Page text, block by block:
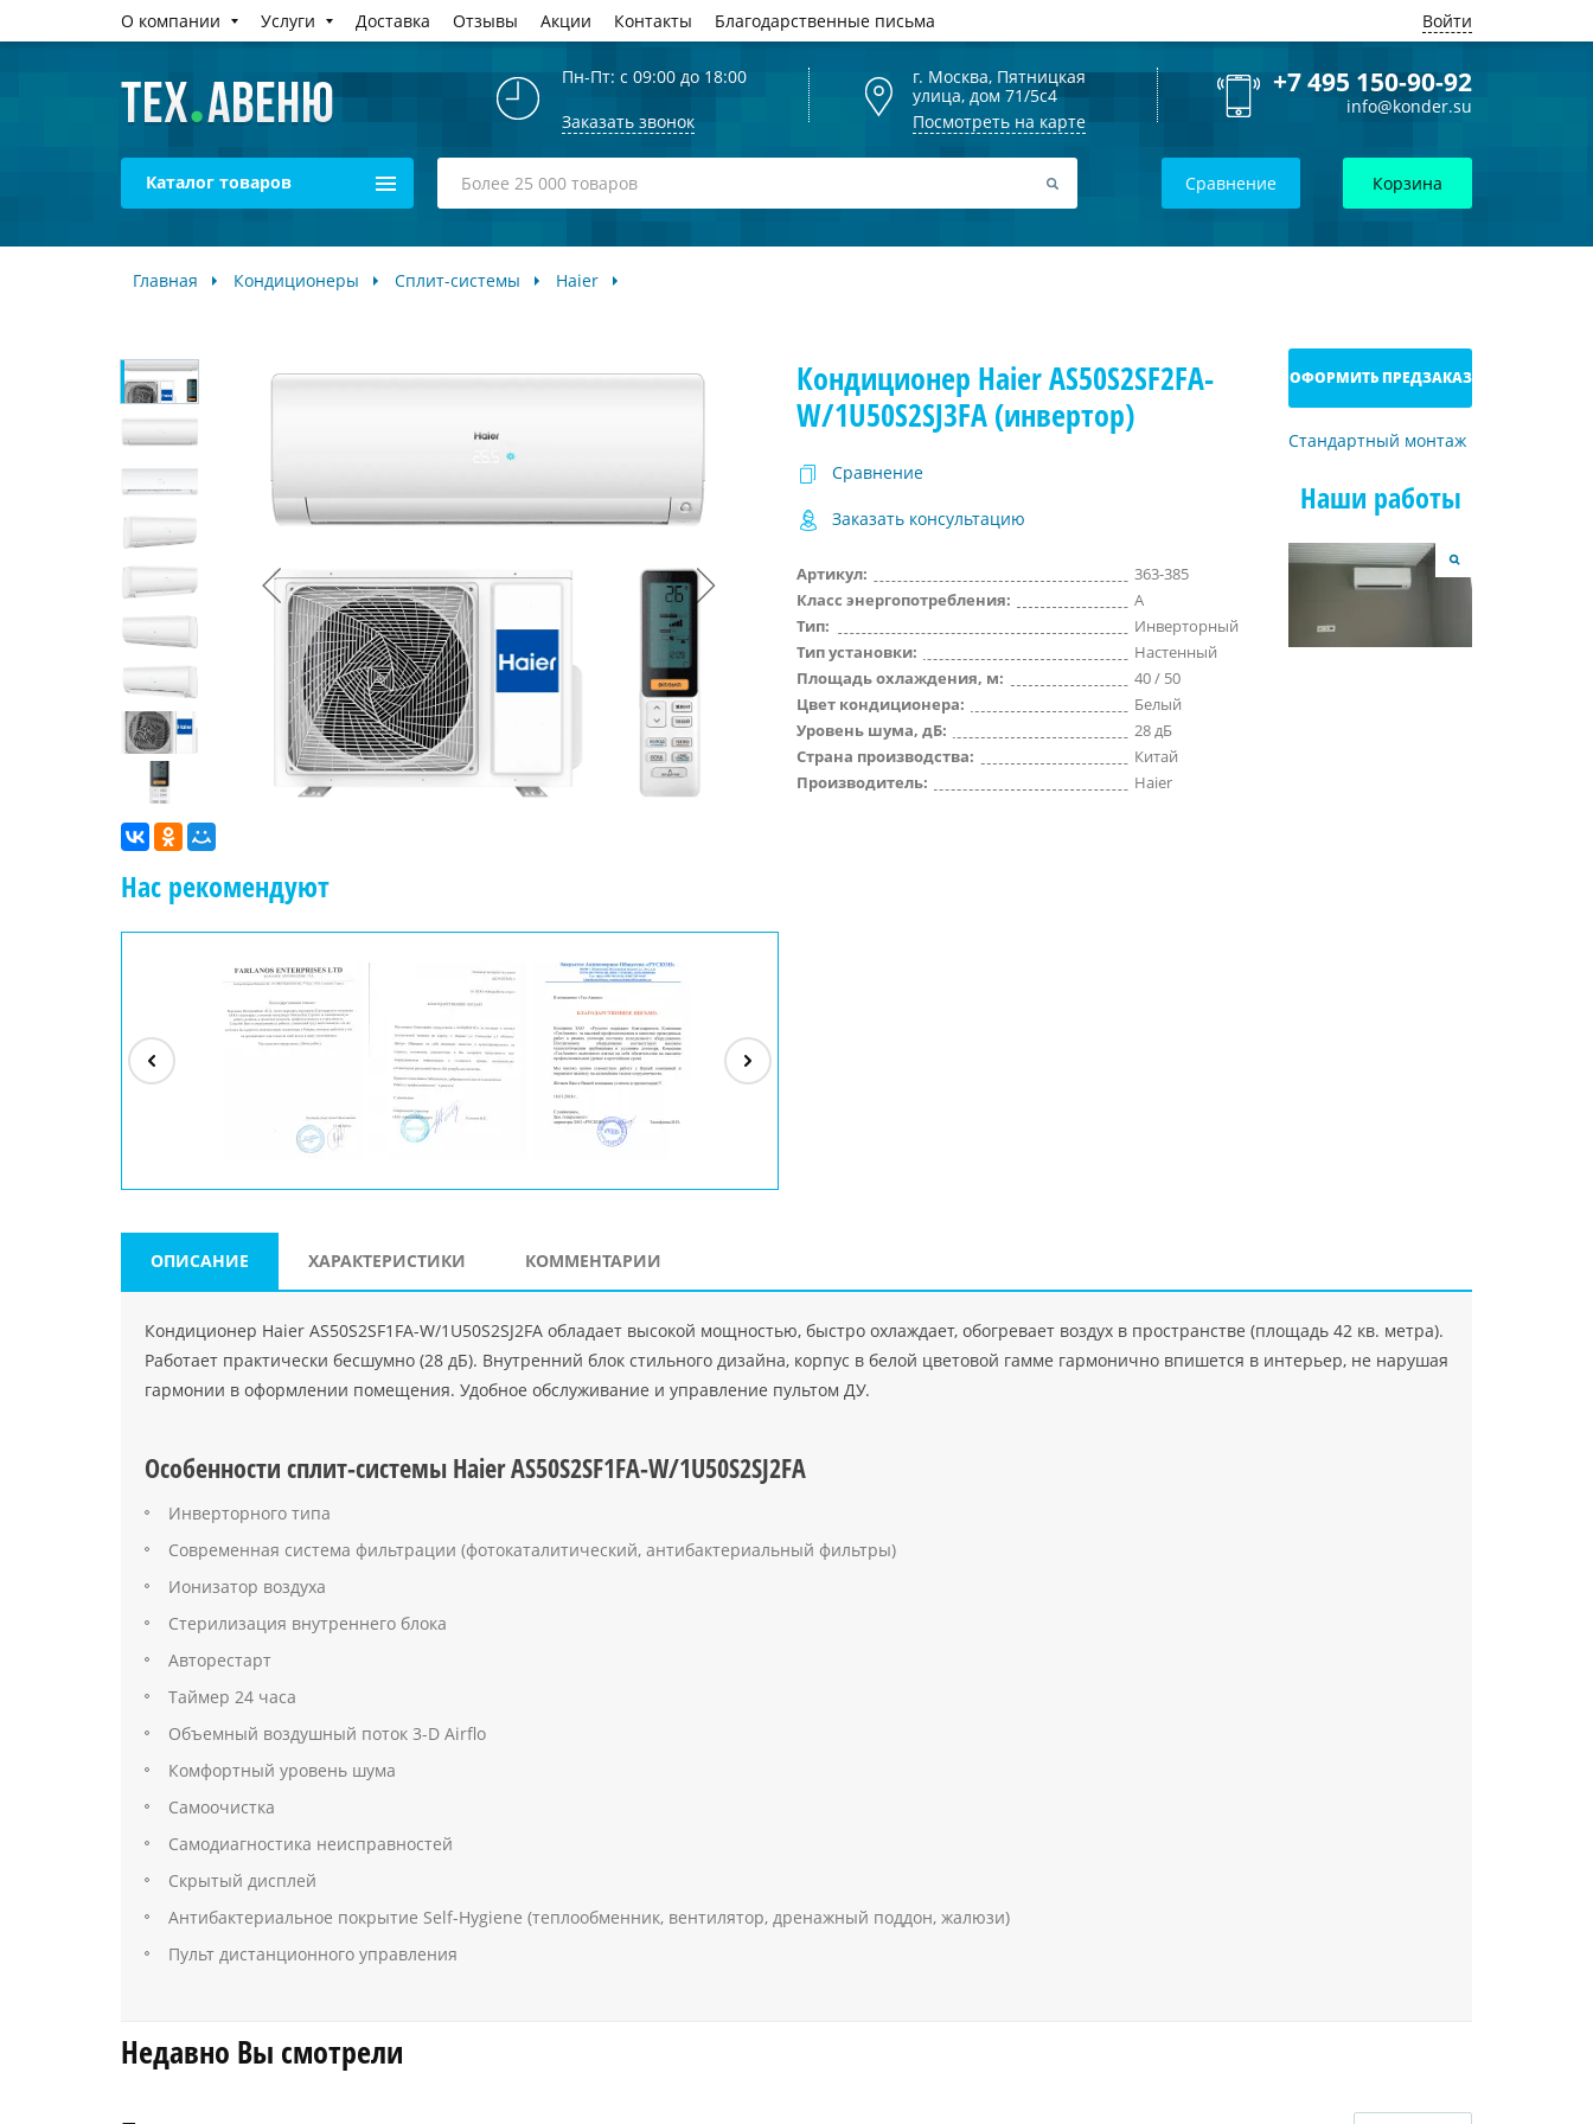
О компании Услуги Доставка Отзывы Акции Контакты Благодарственные письма Войти
Пн-Пт: с 09:00 до 18:00
Заказать звонок
г. Москва, Пятницкая
улица, дом 71/5с4
Посмотреть на карте
+7 495 150-90-92
info@konder.su
Каталог товаров Сравнение Корзина
Главная Кондиционеры Сплит-системы Haier
Нас рекомендуют
">
Код PHP ">
"МидасМеталлАрт" PHP ">
Код PHP ">
Кондиционер Haier AS50S2SF2FA-
W/1U50S2SJ3FA (инвертор)
Сравнение
Заказать консультацию
Артикул:
363-385
Класс энергопотребления:
A
Тип:
Инверторный
Тип установки:
Настенный
Площадь охлаждения, м:
40 / 50
Цвет кондиционера:
Белый
Уровень шума, дБ:
28 дБ
Страна производства:
Китай
Производитель:
Haier
ОФОРМИТЬ ПРЕДЗАКАЗ
Стандартный монтаж
Наши работы
ОПИСАНИЕ ХАРАКТЕРИСТИКИ КОММЕНТАРИИ
Кондиционер Haier AS50S2SF1FA-W/1U50S2SJ2FA обладает высокой мощностью, быстро охлаждает, обогревает воздух в пространстве (площадь 42 кв. метра).
Работает практически бесшумно (28 дБ). Внутренний блок стильного дизайна, корпус в белой цветовой гамме гармонично впишется в интерьер, не нарушая
гармонии в оформлении помещения. Удобное обслуживание и управление пультом ДУ.
Особенности сплит-системы Haier AS50S2SF1FA-W/1U50S2SJ2FA
Инверторного типа
Современная система фильтрации (фотокаталитический, антибактериальный фильтры)
Ионизатор воздуха
Стерилизация внутреннего блока
Авторестарт
Таймер 24 часа
Объемный воздушный поток 3-D Airflo
Комфортный уровень шума
Самоочистка
Самодиагностика неисправностей
Скрытый дисплей
Антибактериальное покрытие Self-Hygiene (теплообменник, вентилятор, дренажный поддон, жалюзи)
Пульт дистанционного управления
Недавно Вы смотрели